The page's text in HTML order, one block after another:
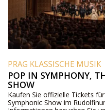
PRAG KLASSISCHE MUSIK
POP IN SYMPHONY,
SHOW
Kaufen Sie offizielle Tickets
Symphonic Show im